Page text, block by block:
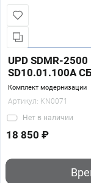
UPD SDMR-
SD10.01.100А
Комплект модернизации
Артикул: KN0071
Нет в наличии
18 850 ₽